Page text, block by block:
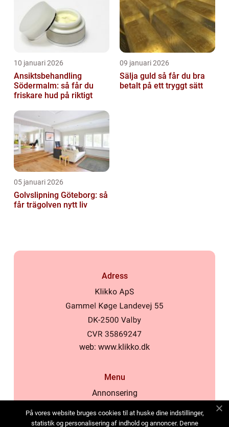
10 januari 2026
Ansiktsbehandling
Södermalm: så får du
friskare hud på riktigt
09 januari 2026
Sälja guld så får du bra
betalt på ett tryggt sätt
05 januari 2026
Golvslipning Göteborg: så
får trägolven nytt liv
Adress
web: www.klikko.dk
Menu
Annonsering
Cookies
På vores website bruges cookies til at huske dine indstillinger,
statistik og personalisering af indhold og annoncer. Denne